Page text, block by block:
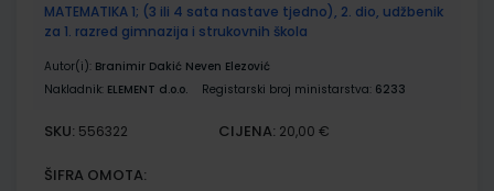
MATEMATIKA 1; (3 ili 4 sata nastave tjedno), 2. dio, udžbenik
za 1. razred gimnazija i strukovnih škola
Autor(i): Branimir Dakić Neven Elezović
Nakladnik: ELEMENT d.o.o. Registarski broj ministarstva: 6233
SKU: 556322 CIJENA: 20,00 €
ŠIFRA OMOTA: